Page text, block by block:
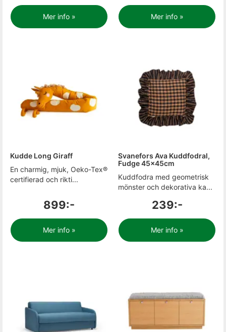
Mer info » Mer info »
Kudde Long Giraff
En charmig, mjuk, Oeko-Tex®️
certifierad och rikti...
899:-
Mer info »
Svanefors Ava Kuddfodral,
Fudge 45x45cm
Kuddfodra med geometrisk
mönster och dekorativa ka...
239:-
Mer info »